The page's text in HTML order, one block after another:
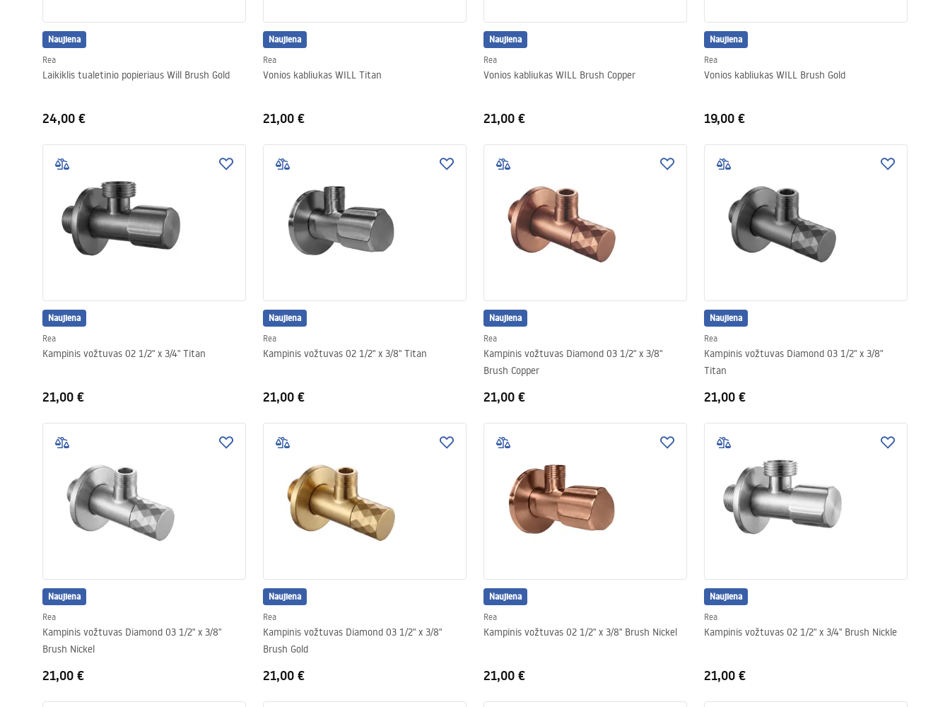
Naujiena
Rea
Laikiklis tualetinio popieriaus Will Brush Gold
24,00 €
Naujiena
Rea
Vonios kabliukas WILL Titan
21,00 €
Naujiena
Rea
Vonios kabliukas WILL Brush Copper
21,00 €
Naujiena
Rea
Vonios kabliukas WILL Brush Gold
19,00 €
Naujiena
Rea
Kampinis vožtuvas 02 1/2" x 3/4" Titan
21,00 €
Naujiena
Rea
Kampinis vožtuvas 02 1/2" x 3/8" Titan
21,00 €
Naujiena
Rea
Kampinis vožtuvas Diamond 03 1/2" x 3/8"
Brush Copper
21,00 €
Naujiena
Rea
Kampinis vožtuvas Diamond 03 1/2" x 3/8"
Titan
21,00 €
Naujiena
Rea
Kampinis vožtuvas Diamond 03 1/2" x 3/8"
Brush Nickel
21,00 €
Naujiena
Rea
Kampinis vožtuvas Diamond 03 1/2" x 3/8"
Brush Gold
21,00 €
Naujiena
Rea
Kampinis vožtuvas 02 1/2" x 3/8" Brush Nickel
21,00 €
Naujiena
Rea
Kampinis vožtuvas 02 1/2" x 3/4" Brush Nickle
21,00 €